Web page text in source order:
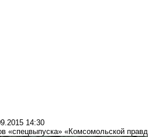
14:30
«спецвыпуска» «Комсомольской